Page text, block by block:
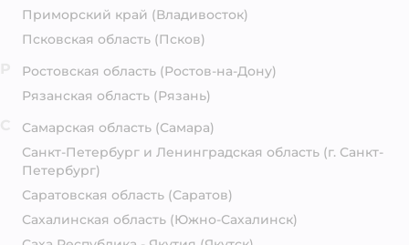
Приморский край (Владивосток)
Псковская область (Псков)
Ростовская область (Ростов-на-Дону)
Рязанская область (Рязань)
Самарская область (Самара)
Санкт-Петербург и Ленинградская область (г. Санкт-
Петербург)
Саратовская область (Саратов)
Сахалинская область (Южно-Сахалинск)